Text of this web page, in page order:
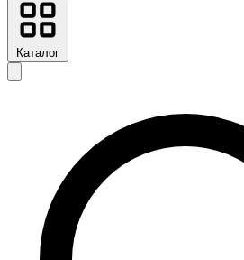
Каталог